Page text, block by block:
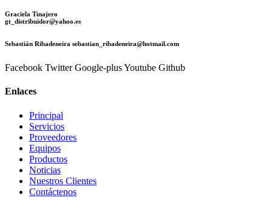
Graciela Tinajero
gt_distribuidor@yahoo.es
Sebastián Ribadeneira sebastian_ribadeneira@hotmail.com
Facebook Twitter Google-plusYoutube Github
Enlaces
Principal
Servicios
Proveedores
Equipos
Productos
Noticias
Nuestros Clientes
Contáctenos